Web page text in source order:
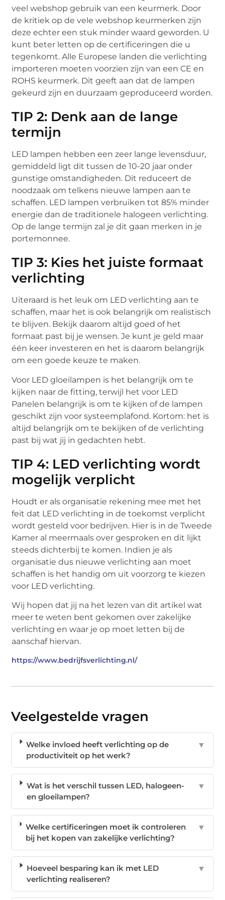
veel webshop gebruik van een keurmerk. Door
de kritiek op de vele webshop keurmerken zijn
deze echter een stuk minder waard geworden. U
kunt beter letten op de certificeringen die u
tegenkomt. Alle Europese landen die verlichting
importeren moeten voorzien zijn van een CE en
ROHS keurmerk. Dit geeft aan dat de lampen
gekeurd zijn en duurzaam geproduceerd worden.
TIP 2: Denk aan de lange
termijn
LED lampen hebben een zeer lange levensduur,
gemiddeld ligt dit tussen de 10-20 jaar onder
gunstige omstandigheden. Dit reduceert de
noodzaak om telkens nieuwe lampen aan te
schaffen. LED lampen verbruiken tot 85% minder
energie dan de traditionele halogeen verlichting.
Op de lange termijn zal je dit gaan merken in je
portemonnee.
TIP 3: Kies het juiste formaat
verlichting
Uiteraard is het leuk om LED verlichting aan te
schaffen, maar het is ook belangrijk om realistisch
te blijven. Bekijk daarom altijd goed of het
formaat past bij je wensen. Je kunt je geld maar
één keer investeren en het is daarom belangrijk
om een goede keuze te maken.
Voor LED gloeilampen is het belangrijk om te
kijken naar de fitting, terwijl het voor LED
Panelen belangrijk is om te kijken of de lampen
geschikt zijn voor systeemplafond. Kortom: het is
altijd belangrijk om te bekijken of de verlichting
past bij wat jij in gedachten hebt.
TIP 4: LED verlichting wordt
mogelijk verplicht
Houdt er als organisatie rekening mee met het
feit dat LED verlichting in de toekomst verplicht
wordt gesteld voor bedrijven. Hier is in de Tweede
Kamer al meermaals over gesproken en dit lijkt
steeds dichterbij te komen. Indien je als
organisatie dus nieuwe verlichting aan moet
schaffen is het handig om uit voorzorg te kiezen
voor LED verlichting.
Wij hopen dat jij na het lezen van dit artikel wat
meer te weten bent gekomen over zakelijke
verlichting en waar je op moet letten bij de
aanschaf hiervan.
https://www.bedrijfsverlichting.nl/
Veelgestelde vragen
Welke invloed heeft verlichting op de
productiviteit op het werk?
▼
Wat is het verschil tussen LED, halogeen-
en gloeilampen?
▼
Welke certificeringen moet ik controleren
bij het kopen van zakelijke verlichting?
▼
Hoeveel besparing kan ik met LED
verlichting realiseren?
▼